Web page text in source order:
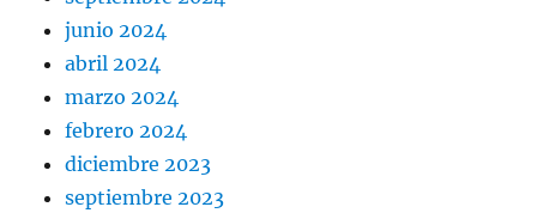
junio 2024
abril 2024
marzo 2024
febrero 2024
diciembre 2023
septiembre 2023